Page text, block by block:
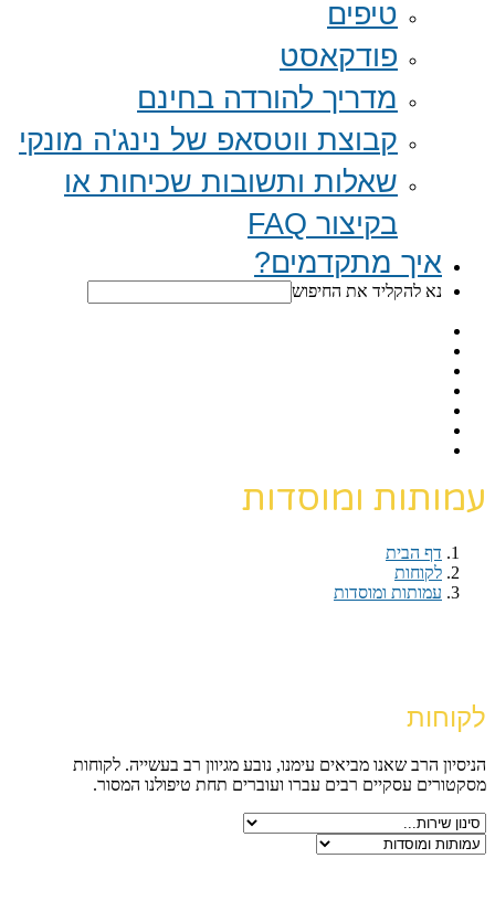
טיפים
פודקאסט
מדריך להורדה בחינם
קבוצת ווטסאפ של נינג'ה מונקי​
שאלות ותשובות שכיחות או
בקיצור FAQ
איך מתקדמים?
נא להקליד את החיפוש
עמותות ומוסדות
דף הבית
לקוחות
עמותות ומוסדות
לקוחות
הניסיון הרב שאנו מביאים עימנו, נובע מגיוון רב בעשייה. לקוחות
מסקטורים עסקיים רבים עברו ועוברים תחת טיפולנו המסור.